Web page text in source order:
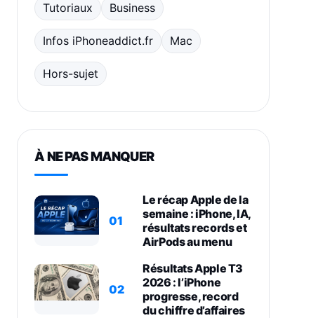
Tutoriaux Business
Infos iPhoneaddict.fr Mac
Hors-sujet
À NE PAS MANQUER
01
Le récap Apple de la
semaine : iPhone, IA,
résultats records et
AirPods au menu
02
Résultats Apple T3
2026 : l’iPhone
progresse, record
du chiffre d’affaires